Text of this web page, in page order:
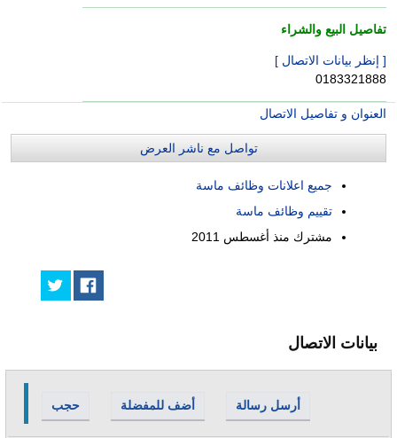
تفاصيل البيع والشراء
[ إنظر بيانات الاتصال ]
0183321888
العنوان و تفاصيل الاتصال
تواصل مع ناشر العرض
جميع اعلانات وظائف ماسة
تقييم وظائف ماسة
مشترك منذ أغسطس 2011
بيانات الاتصال
حجب أضف للمفضلة أرسل رسالة